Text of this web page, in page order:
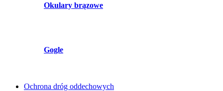
Okulary brązowe
Gogle
Ochrona dróg oddechowych